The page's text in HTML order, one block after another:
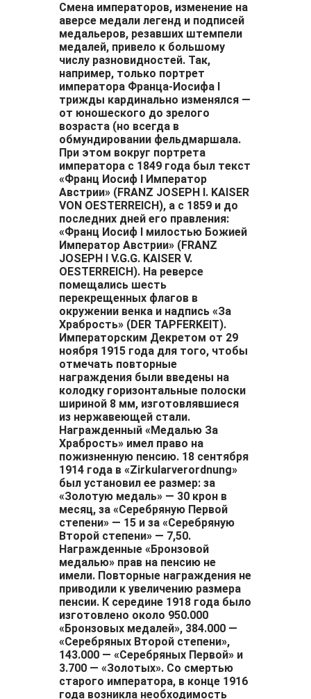
Смена императоров, изменение на
аверсе медали легенд и подписей
медальеров, резавших штемпели
медалей, привело к большому
числу разновидностей. Так,
например, только портрет
императора Франца-Иосифа I
трижды кардинально изменялся —
от юношеского до зрелого
возраста (но всегда в
обмундировании фельдмаршала.
При этом вокруг портрета
императора с 1849 года был текст
«Франц Иосиф І Император
Австрии» (FRANZ JOSEPH I. KAISER
VON OESTERREICH), а с 1859 и до
последних дней его правления:
«Франц Иосиф I милостью Божией
Император Австрии» (FRANZ
JOSEPH I V.G.G. KAISER V.
OESTERREICH). На реверсе
помещались шесть
перекрещенных флагов в
окружении венка и надпись «За
Храбрость» (DER TAPFERKEIT).
Императорским Декретом от 29
ноября 1915 года для того, чтобы
отмечать повторные
награждения были введены на
колодку горизонтальные полоски
шириной 8 мм, изготовлявшиеся
из нержавеющей стали.
Награжденный «Медалью За
Храбрость» имел право на
пожизненную пенсию. 18 сентября
1914 года в «Zirkularverordnung»
был установил ее размер: за
«Золотую медаль» — 30 крон в
месяц, за «Серебряную Первой
степени» — 15 и за «Серебряную
Bторой степени» — 7,50.
Награжденные «Бронзовой
медалью» прав на пенсию не
имели. Повторные награждения не
приводили к увеличению размера
пенсии. К середине 1918 года было
изготовлено около 950.000
«Бронзовых медалей», 384.000 —
«Серебряных Второй степени»,
143.000 — «Серебряных Первой» и
3.700 — «Золотых». Со смертью
старого императора, в конце 1916
года возникла необходимость